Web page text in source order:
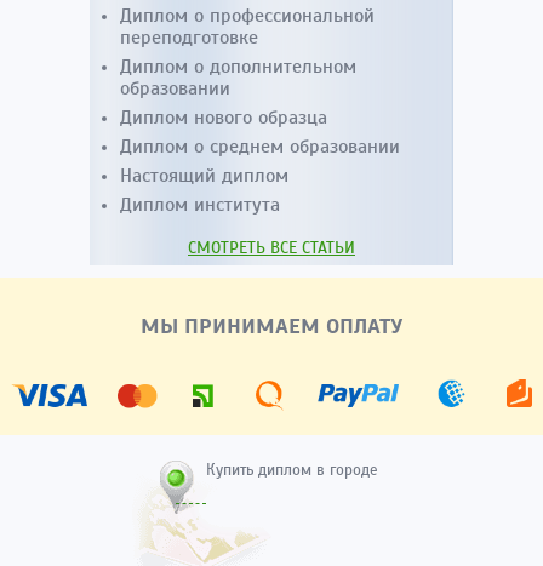
Диплом о профессиональной
переподготовке
Диплом о дополнительном
образовании
Диплом нового образца
Диплом о среднем образовании
Настоящий диплом
Диплом института
СМОТРЕТЬ ВСЕ СТАТЬИ
МЫ ПРИНИМАЕМ ОПЛАТУ
Купить диплом в городе